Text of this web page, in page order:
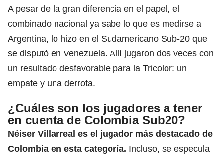
A pesar de la gran diferencia en el papel, el
combinado nacional ya sabe lo que es medirse a
Argentina, lo hizo en el Sudamericano Sub-20 que
se disputó en Venezuela. Allí jugaron dos veces con
un resultado desfavorable para la Tricolor: un
empate y una derrota.
¿Cuáles son los jugadores a tener
en cuenta de Colombia Sub20?
Néiser Villarreal es el jugador más destacado de
Colombia en esta categoría. Incluso, se especula